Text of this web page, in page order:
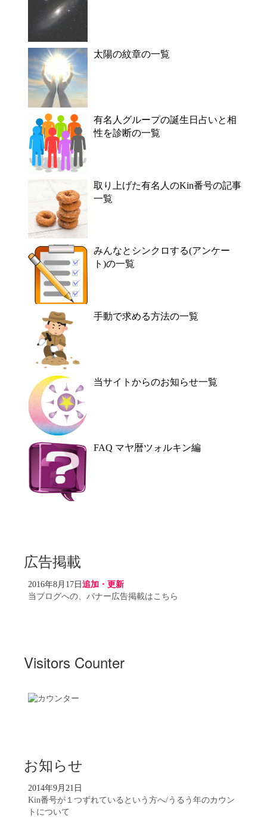
太陽の紋章の一覧
有名人グループの誕生日占いと相
性を診断の一覧
取り上げた有名人のKin番号の記事
一覧
みんなとシンクロする(アンケー
ト)の一覧
手動で求める方法の一覧
当サイトからのお知らせ一覧
FAQ マヤ暦ツォルキン編
広告掲載
2016年8月17日 追加・更新
当ブログへの、バナー広告掲載はこちら
Visitors Counter
お知らせ
2014年9月21日
Kin番号が１つずれているという方へ/うるう年のカウン
トについて